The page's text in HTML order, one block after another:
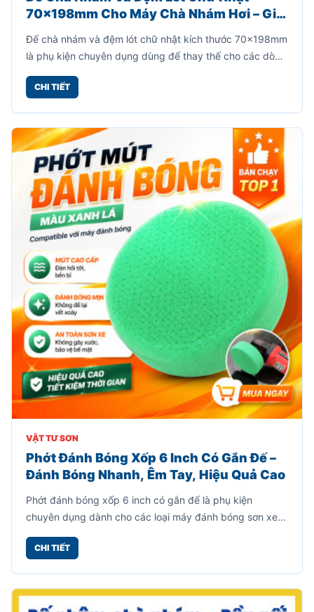
70x198mm Cho Máy Chà Nhám Hơi – Giải
Phí
Đế chà nhám và đệm lót chữ nhật kích thước 70x198mm
là phụ kiện chuyên dụng dùng để thay thế cho các dòng
lớp gai hoặc hư hỏng sau thời gian dài sử dụng.
CHI TIẾT
VẬT TƯ SƠN
Phớt Đánh Bóng Xốp 6 Inch Có Gắn Đế –
Đánh Bóng Nhanh, Êm Tay, Hiệu Quả Cao
Phớt đánh bóng xốp 6 inch có gắn đế là phụ kiện
chuyên dụng dành cho các loại máy đánh bóng sơn xe,
cao mà không gây trầy xước.
CHI TIẾT